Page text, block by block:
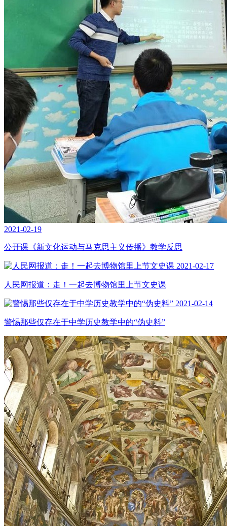
2021-02-19
公开课《新文化运动与马克思主义传播》教学反思
2021-02-17
人民网报道：走！一起去博物馆里上节文史课
2021-02-14
警惕那些仅存在于中学历史教学中的“伪史料”